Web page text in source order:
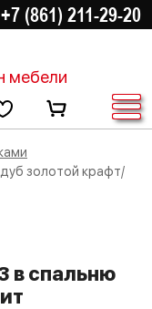
+7 (861) 211-29-20
мебели